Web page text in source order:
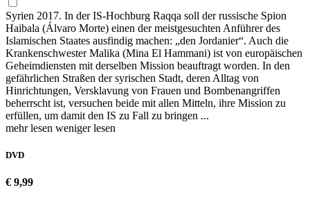
Syrien 2017. In der IS-Hochburg Raqqa soll der russische Spion
Haibala (Álvaro Morte) einen der meistgesuchten Anführer des
Islamischen Staates ausfindig machen: „den Jordanier“. Auch die
Krankenschwester Malika (Mina El Hammani) ist von europäischen
Geheimdiensten mit derselben Mission beauftragt worden. In den
gefährlichen Straßen der syrischen Stadt, deren Alltag von
Hinrichtungen, Versklavung von Frauen und Bombenangriffen
beherrscht ist, versuchen beide mit allen Mitteln, ihre Mission zu
erfüllen, um damit den IS zu Fall zu bringen ...
mehr lesen weniger lesen
DVD
€ 9,99